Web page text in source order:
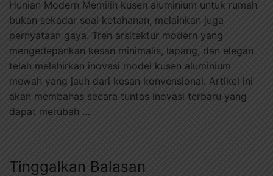
Hunian Modern Memilih kusen aluminium untuk rumah
bukan sekadar soal ketahanan, melainkan juga
pernyataan gaya. Tren arsitektur modern yang
mengedepankan kesan minimalis, lapang, dan elegan
telah melahirkan inovasi model kusen aluminium
mewah yang jauh dari kesan konvensional. Artikel ini
akan membahas secara tuntas inovasi terbaru yang
dapat merubah …
Tinggalkan Balasan